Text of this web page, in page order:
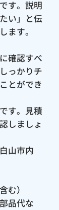
す。説明
い」と伝
ます。
確認すべ
っかりチ
とができ
す。見積
しましょ
山市内
む）
品代な